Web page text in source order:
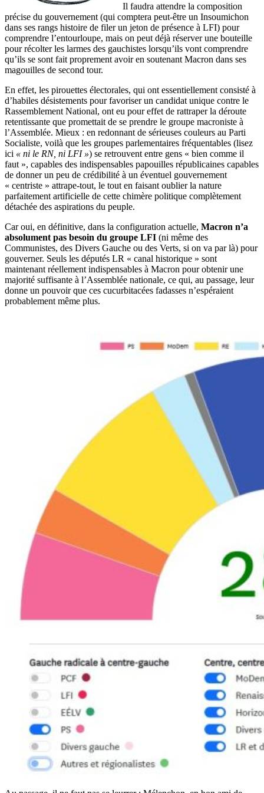
Il faudra attendre la composition
précise du gouvernement (qui comptera peut-être un Insoumichon
dans ses rangs histoire de filer un jeton de présence à LFI) pour
comprendre l’entourloupe, mais on peut déjà réserver une bouteille
pour récolter les larmes des gauchistes lorsqu’ils vont comprendre
qu’ils se sont fait proprement avoir en soutenant Macron dans ses
magouilles de second tour.
En effet, les pirouettes électorales, qui ont essentiellement consisté à
d’habiles désistements pour favoriser un candidat unique contre le
Rassemblement National, ont eu pour effet de rattraper la déroute
retentissante que promettait de se prendre le groupe macroniste à
l’Assemblée. Mieux : en redonnant de sérieuses couleurs au Parti
Socialiste, voilà que les groupes parlementaires fréquentables (lisez
ici « ni le RN, ni LFI ») se retrouvent entre gens « bien comme il
faut », capables des indispensables papouilles républicaines capables
de donner un peu de crédibilité à un éventuel gouvernement
« centriste » attrape-tout, le tout en faisant oublier la nature
parfaitement artificielle de cette chimère politique complètement
détachée des aspirations du peuple.
Car oui, en définitive, dans la configuration actuelle, Macron n’a
absolument pas besoin du groupe LFI (ni même des
Communistes, des Divers Gauche ou des Verts, si on va par là) pour
gouverner. Seuls les députés LR « canal historique » sont
maintenant réellement indispensables à Macron pour obtenir une
majorité suffisante à l’Assemblée nationale, ce qui, au passage, leur
donne un pouvoir que ces cucurbitacées fadasses n’espéraient
probablement même plus.